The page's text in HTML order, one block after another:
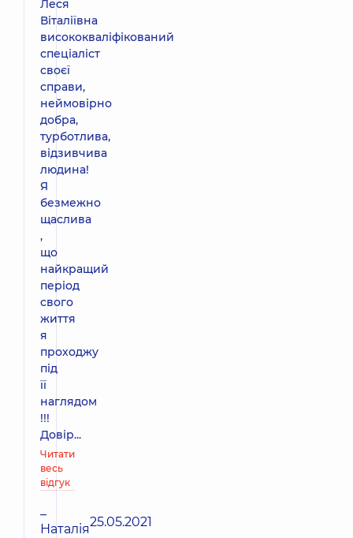
Леся
Віталіївна
висококваліфікований
спеціаліст
своєї
справи,
неймовірно
добра,
турботлива,
відзивчива
людина!
Я
безмежно
щаслива
,
що
найкращий
період
свого
життя
я
проходжу
під
її
наглядом
!!!
Довір...
Читати
весь
відгук
–
Наталія25.05.2021